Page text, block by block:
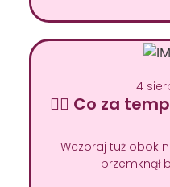
4
🚴‍♂️ Co za
Wczoraj tuż obok
przemknął